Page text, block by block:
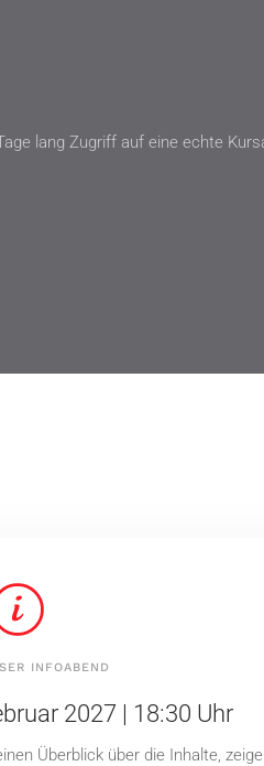
lang Zugriff auf eine echte
INFOABEND
2027 | 18:30 Uhr
Überblick über die Inhalte,